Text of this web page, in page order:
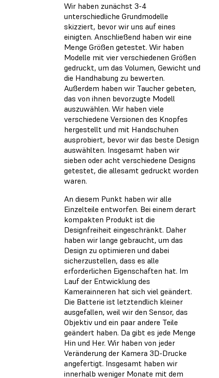
Wir haben zunächst 3-4
unterschiedliche Grundmodelle
skizziert, bevor wir uns auf eines
einigten. Anschließend haben wir eine
Menge Größen getestet. Wir haben
Modelle mit vier verschiedenen Größen
gedruckt, um das Volumen, Gewicht und
die Handhabung zu bewerten.
Außerdem haben wir Taucher gebeten,
das von ihnen bevorzugte Modell
auszuwählen. Wir haben viele
verschiedene Versionen des Knopfes
hergestellt und mit Handschuhen
ausprobiert, bevor wir das beste Design
auswählten. Insgesamt haben wir
sieben oder acht verschiedene Designs
getestet, die allesamt gedruckt worden
waren.
An diesem Punkt haben wir alle
Einzelteile entworfen. Bei einem derart
kompakten Produkt ist die
Designfreiheit eingeschränkt. Daher
haben wir lange gebraucht, um das
Design zu optimieren und dabei
sicherzustellen, dass es alle
erforderlichen Eigenschaften hat. Im
Lauf der Entwicklung des
Kamerainneren hat sich viel geändert.
Die Batterie ist letztendlich kleiner
ausgefallen, weil wir den Sensor, das
Objektiv und ein paar andere Teile
geändert haben. Da gibt es jede Menge
Hin und Her. Wir haben von jeder
Veränderung der Kamera 3D-Drucke
angefertigt. Insgesamt haben wir
innerhalb weniger Monate mit dem